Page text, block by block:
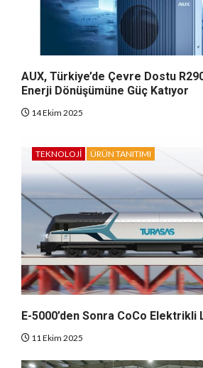
AUX, Türkiye’de Çevre Dostu
Enerji Dönüşümüne Güç Katıyor
14 Ekim 2025
TEKNOLOJI ÜRÜN TANITIMI
E-5000’den Sonra CoCo
11 Ekim 2025